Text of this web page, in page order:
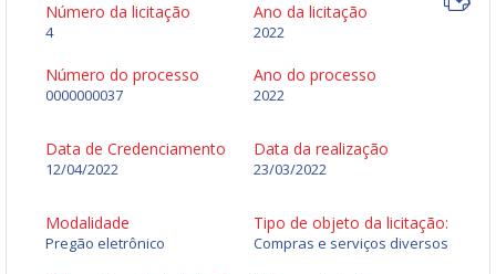
Número da licitação
4
Ano da licitação
2022
Número do processo
0000000037
Ano do processo
2022
Data de Credenciamento
12/04/2022
Data da realização
23/03/2022
Modalidade
Pregão eletrônico
Tipo de objeto da licitação:
Compras e serviços diversos